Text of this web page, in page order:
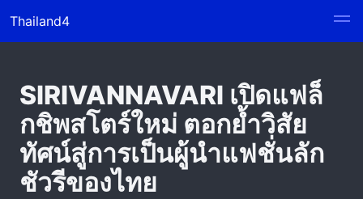
Thailand4
SIRIVANNAVARI เปิดแฟล็
กชิพสโตร์ใหม่ ตอกย้ำวิสัย
ทัศน์สู่การเป็นผู้นำแฟชั่นลัก
ชัวรีของไทย